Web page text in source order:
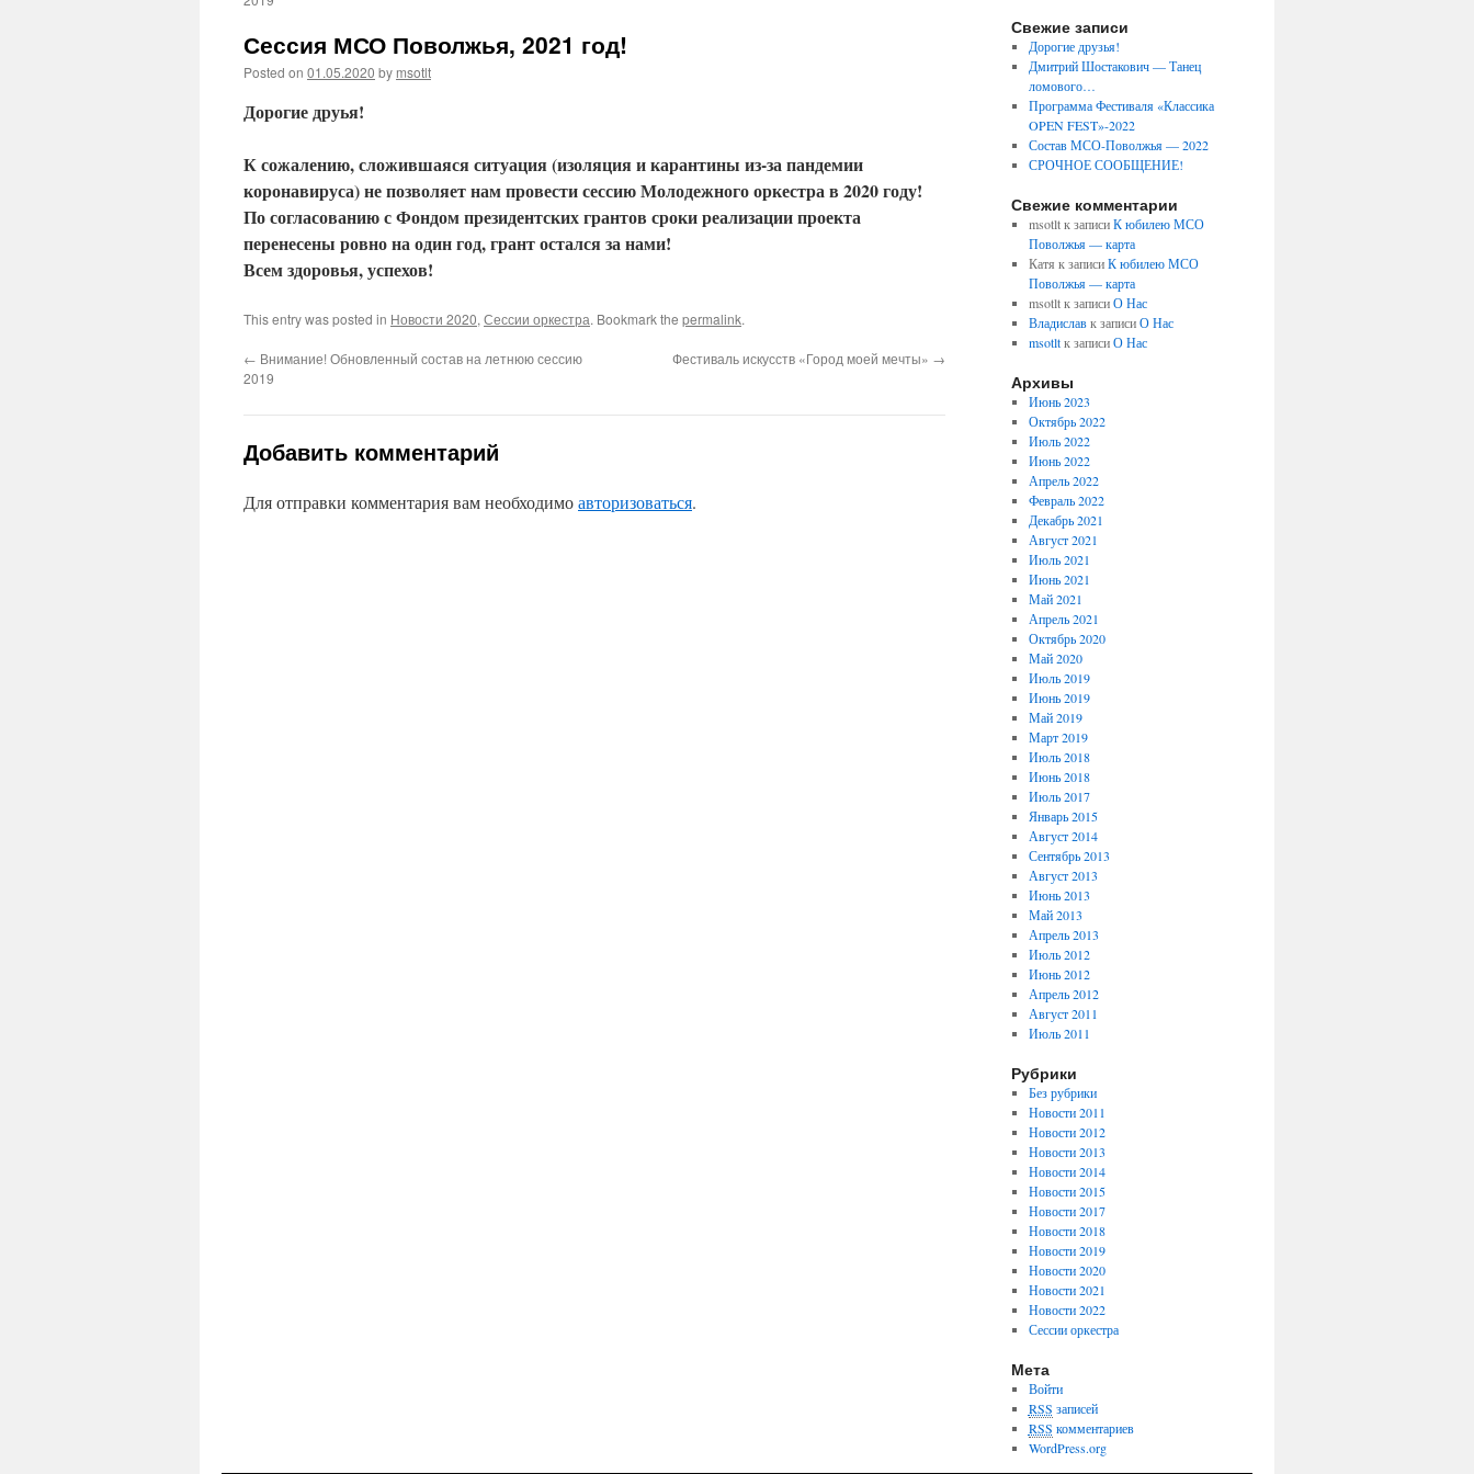
Сессия МСО Поволжья, 2021 год!
Posted on 01.05.2020 by msotlt
Дорогие друья!
К сожалению, сложившаяся ситуация (изоляция и карантины из-за пандемии
коронавируса) не позволяет нам провести сессию Молодежного оркестра в 2020 году!
По согласованию с Фондом президентских грантов сроки реализации проекта
перенесены ровно на один год, грант остался за нами!
Всем здоровья, успехов!
This entry was posted in Новости 2020, Сессии оркестра. Bookmark the permalink.
← Внимание! Обновленный состав на летнюю сессию
2019
Фестиваль искусств «Город моей мечты» →
Добавить комментарий
Для отправки комментария вам необходимоавторизоваться.
Свежие записи
Дорогие друзья!
Дмитрий Шостакович — Танец
ломового…
Программа Фестиваля «Классика
OPEN FEST»-2022
Состав МСО-Поволжья — 2022
СРОЧНОЕ СООБЩЕНИЕ!
Свежие комментарии
msotltк записиК юбилею МСО
Поволжья — карта
Катя к записиК юбилею МСО
Поволжья — карта
msotltк записиО Нас
Владиславк записиО Нас
msotltк записиО Нас
Архивы
Июнь 2023
Октябрь 2022
Июль 2022
Июнь 2022
Апрель 2022
Февраль 2022
Декабрь 2021
Август 2021
Июль 2021
Июнь 2021
Май 2021
Апрель 2021
Октябрь 2020
Май 2020
Июль 2019
Июнь 2019
Май 2019
Март 2019
Июль 2018
Июнь 2018
Июль 2017
Январь 2015
Август 2014
Сентябрь 2013
Август 2013
Июнь 2013
Май 2013
Апрель 2013
Июль 2012
Июнь 2012
Апрель 2012
Август 2011
Июль 2011
Рубрики
Без рубрики
Новости 2011
Новости 2012
Новости 2013
Новости 2014
Новости 2015
Новости 2017
Новости 2018
Новости 2019
Новости 2020
Новости 2021
Новости 2022
Сессии оркестра
Мета
Войти
RSS записей
RSS комментариев
WordPress.org